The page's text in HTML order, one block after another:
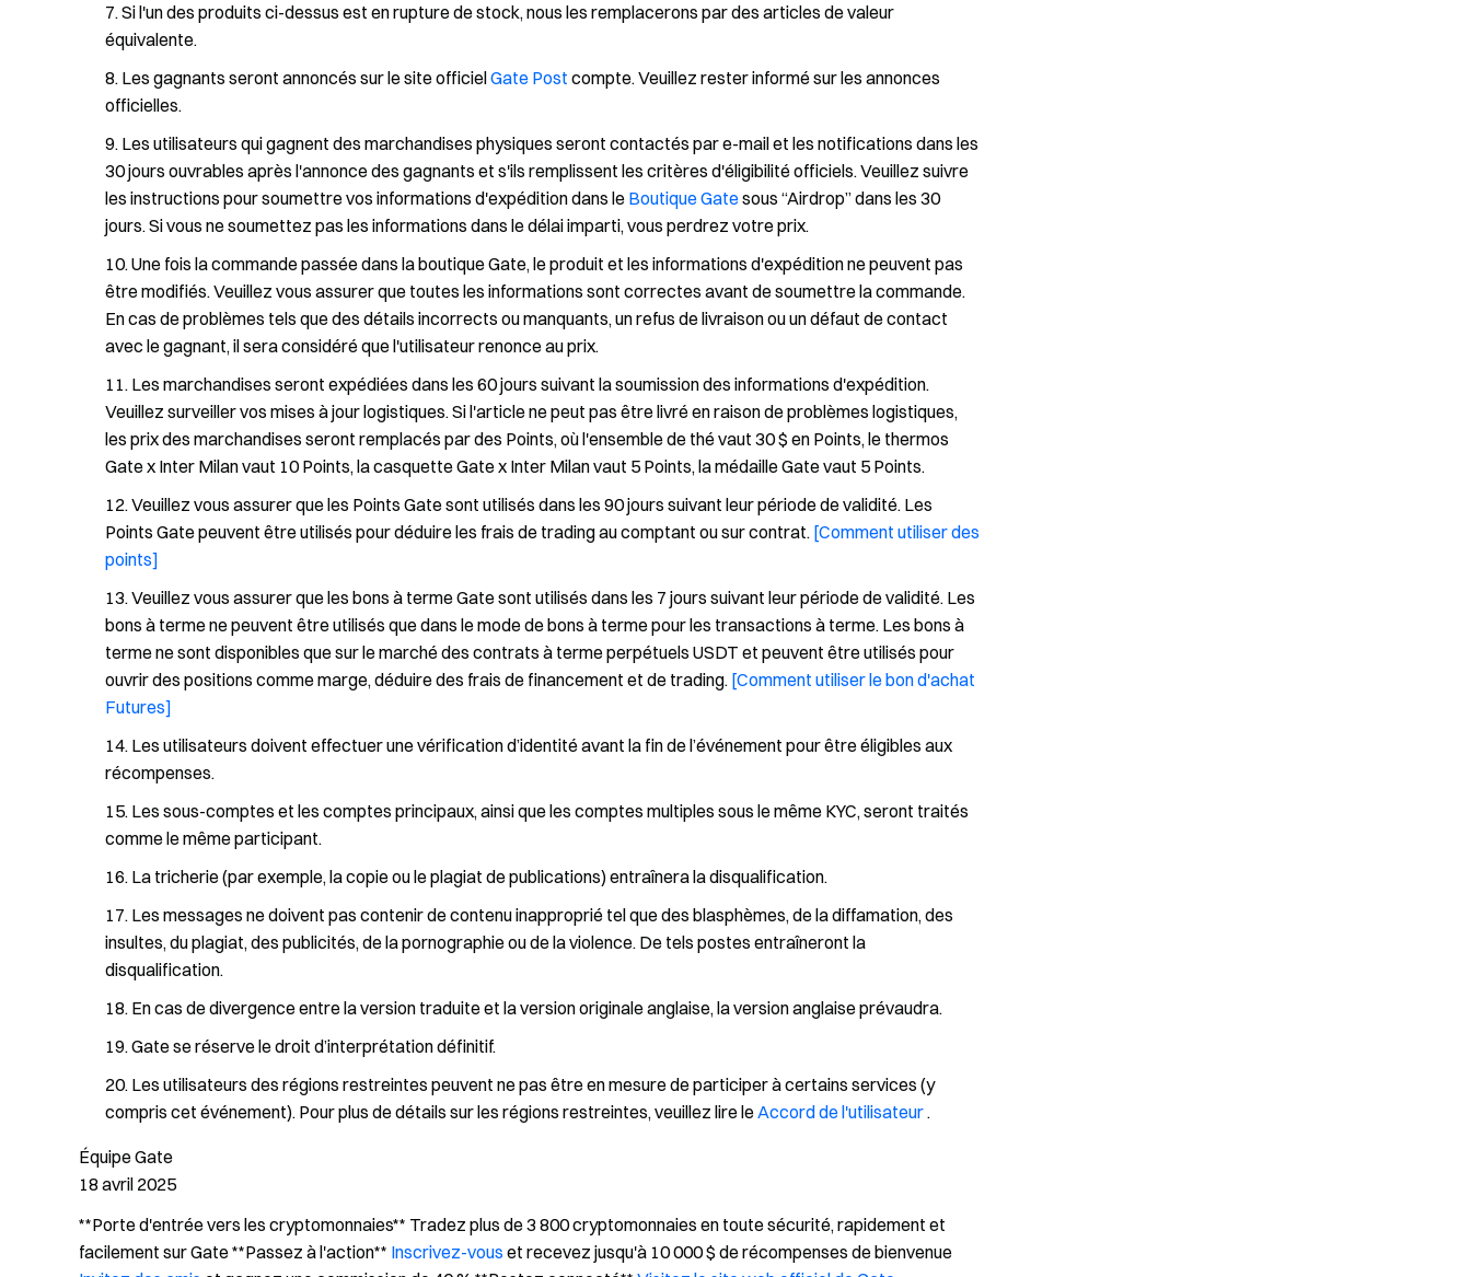
Si l'un des produits ci-dessus est en rupture de stock, nous les remplacerons par des articles de valeur
équivalente.
Les gagnants seront annoncés sur le site officielGate Post compte. Veuillez rester informé sur les annonces
officielles.
Les utilisateurs qui gagnent des marchandises physiques seront contactés par e-mail et les notifications dans les
30 jours ouvrables après l'annonce des gagnants et s'ils remplissent les critères d'éligibilité officiels. Veuillez suivre
les instructions pour soumettre vos informations d'expédition dans le Boutique Gatesous “Airdrop” dans les 30
jours. Si vous ne soumettez pas les informations dans le délai imparti, vous perdrez votre prix.
Une fois la commande passée dans la boutique Gate, le produit et les informations d'expédition ne peuvent pas
être modifiés. Veuillez vous assurer que toutes les informations sont correctes avant de soumettre la commande.
En cas de problèmes tels que des détails incorrects ou manquants, un refus de livraison ou un défaut de contact
avec le gagnant, il sera considéré que l'utilisateur renonce au prix.
Les marchandises seront expédiées dans les 60 jours suivant la soumission des informations d'expédition.
Veuillez surveiller vos mises à jour logistiques. Si l'article ne peut pas être livré en raison de problèmes logistiques,
les prix des marchandises seront remplacés par des Points, où l'ensemble de thé vaut 30 $ en Points, le thermos
Gate x Inter Milan vaut 10 Points, la casquette Gate x Inter Milan vaut 5 Points, la médaille Gate vaut 5 Points.
Veuillez vous assurer que les Points Gate sont utilisés dans les 90 jours suivant leur période de validité. Les
Points Gate peuvent être utilisés pour déduire les frais de trading au comptant ou sur contrat. [Comment utiliser des
points]
Veuillez vous assurer que les bons à terme Gate sont utilisés dans les 7 jours suivant leur période de validité. Les
bons à terme ne peuvent être utilisés que dans le mode de bons à terme pour les transactions à terme. Les bons à
terme ne sont disponibles que sur le marché des contrats à terme perpétuels USDT et peuvent être utilisés pour
ouvrir des positions comme marge, déduire des frais de financement et de trading. [Comment utiliser le bon d'achat
Futures]
Les utilisateurs doivent effectuer une vérification d’identité avant la fin de l’événement pour être éligibles aux
récompenses.
Les sous-comptes et les comptes principaux, ainsi que les comptes multiples sous le même KYC, seront traités
comme le même participant.
La tricherie (par exemple, la copie ou le plagiat de publications) entraînera la disqualification.
Les messages ne doivent pas contenir de contenu inapproprié tel que des blasphèmes, de la diffamation, des
insultes, du plagiat, des publicités, de la pornographie ou de la violence. De tels postes entraîneront la
disqualification.
En cas de divergence entre la version traduite et la version originale anglaise, la version anglaise prévaudra.
Gate se réserve le droit d’interprétation définitif.
Les utilisateurs des régions restreintes peuvent ne pas être en mesure de participer à certains services (y
compris cet événement). Pour plus de détails sur les régions restreintes, veuillez lire leAccord de l'utilisateur.
Équipe Gate
18 avril 2025
**Porte d'entrée vers les cryptomonnaies** Tradez plus de 3 800 cryptomonnaies en toute sécurité, rapidement et
facilement sur Gate **Passez à l'action** Inscrivez-vous et recevez jusqu'à 10 000 $ de récompenses de bienvenue